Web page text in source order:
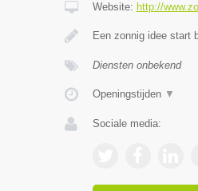
Website: http://
Een zonnig idee start
Diensten onbekend
Openingstijden ▼
Sociale media: